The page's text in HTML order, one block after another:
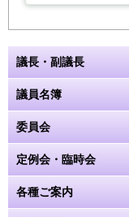
議長・副議長
議員名簿
委員会
定例会・臨時会
各種ご案内